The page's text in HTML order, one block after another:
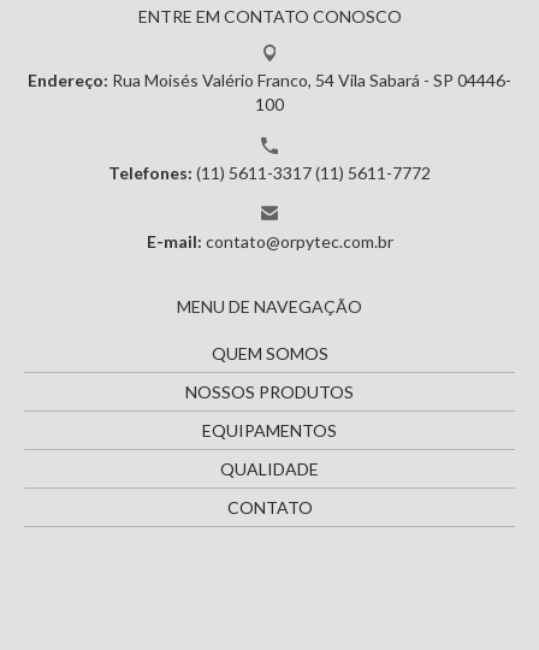
ENTRE EM CONTATO CONOSCO
Endereço: Rua Moisés Valério Franco, 54Vila Sabará - SP 04446-
100
Telefones: (11) 5611-3317(11) 5611-7772
E-mail: contato@orpytec.com.br
MENU DE NAVEGAÇÃO
QUEM SOMOS
NOSSOS PRODUTOS
EQUIPAMENTOS
QUALIDADE
CONTATO